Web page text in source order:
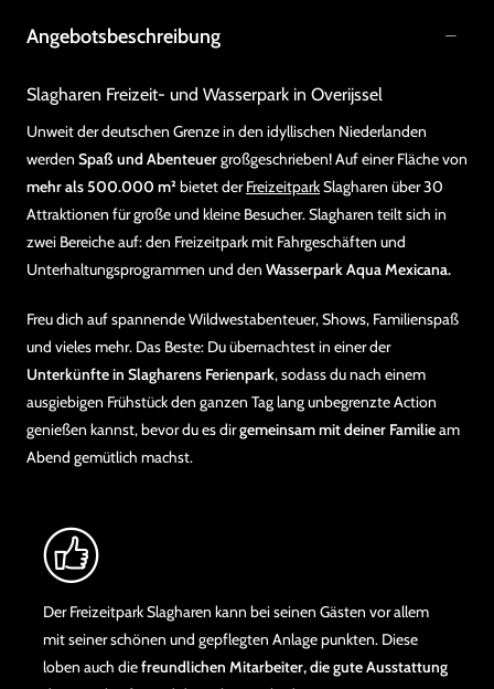
Angebotsbeschreibung
Slagharen Freizeit- und Wasserpark in Overijssel
Unweit der deutschen Grenze in den idyllischen Niederlanden
werden Spaß und Abenteuergroßgeschrieben! Auf einer Fläche von
mehr als 500.000 m²bietet derFreizeitparkSlagharen über 30
Attraktionen für große und kleine Besucher. Slagharen teilt sich in
zwei Bereiche auf: den Freizeitpark mit Fahrgeschäften und
Unterhaltungsprogrammen und den Wasserpark Aqua Mexicana.
Freu dich auf spannende Wildwestabenteuer, Shows, Familienspaß
und vieles mehr. Das Beste: Du übernachtest in einer der
Unterkünfte in Slagharens Ferienpark, sodass du nach einem
ausgiebigen Frühstück den ganzen Tag lang unbegrenzte Action
genießen kannst, bevor du es dirgemeinsam mit deiner Familieam
Abend gemütlich machst.
Der Freizeitpark Slagharen kann bei seinen Gästen vor allem
mit seiner schönen und gepflegten Anlage punkten. Diese
loben auch diefreundlichen Mitarbeiter, die gute Ausstattung